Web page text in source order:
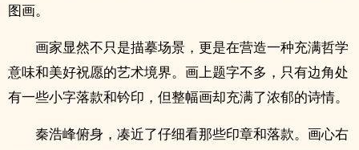
图画。
画家显然不只是描摹场景，更是在营造一种充满哲学
意味和美好祝愿的艺术境界。画上题字不多，只有边角处
有一些小字落款和钤印，但整幅画却充满了浓郁的诗情。
秦浩峰俯身，凑近了仔细看那些印章和落款。画心右